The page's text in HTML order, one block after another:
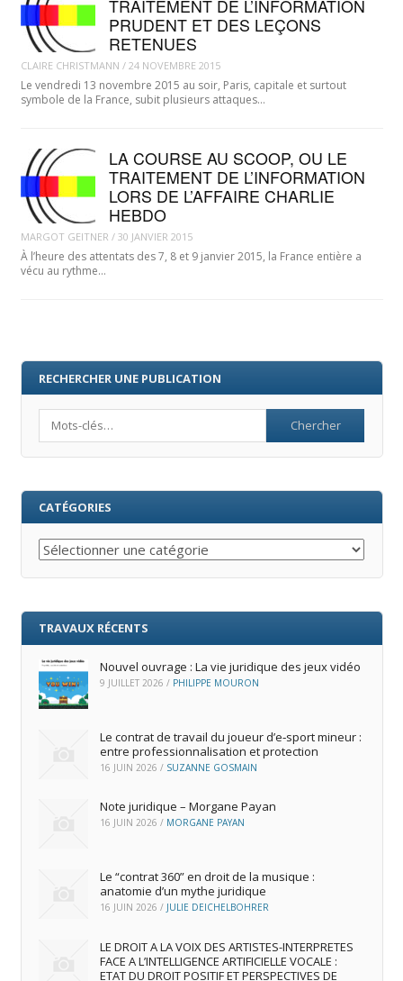
TRAITEMENT DE L’INFORMATION
PRUDENT ET DES LEÇONS
RETENUES
CLAIRE CHRISTMANN / 24 NOVEMBRE 2015
Le vendredi 13 novembre 2015 au soir, Paris, capitale et surtout
symbole de la France, subit plusieurs attaques…
LA COURSE AU SCOOP, OU LE
TRAITEMENT DE L’INFORMATION
LORS DE L’AFFAIRE CHARLIE
HEBDO
MARGOT GEITNER / 30 JANVIER 2015
À l’heure des attentats des 7, 8 et 9 janvier 2015, la France entière a
vécu au rythme…
RECHERCHER UNE PUBLICATION
CATÉGORIES
Catégories
TRAVAUX RÉCENTS
Nouvel ouvrage : La vie juridique des jeux vidéo
9 JUILLET 2026 / PHILIPPE MOURON
Le contrat de travail du joueur d’e‑sport mineur :
entre professionnalisation et protection
16 JUIN 2026 / SUZANNE GOSMAIN
Note juridique – Morgane Payan
16 JUIN 2026 / MORGANE PAYAN
Le “contrat 360” en droit de la musique :
anatomie d’un mythe juridique
16 JUIN 2026 / JULIE DEICHELBOHRER
LE DROIT A LA VOIX DES ARTISTES-INTERPRETES
FACE A L’INTELLIGENCE ARTIFICIELLE VOCALE :
ETAT DU DROIT POSITIF ET PERSPECTIVES DE